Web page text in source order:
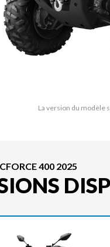
La version du modèle
400 2025